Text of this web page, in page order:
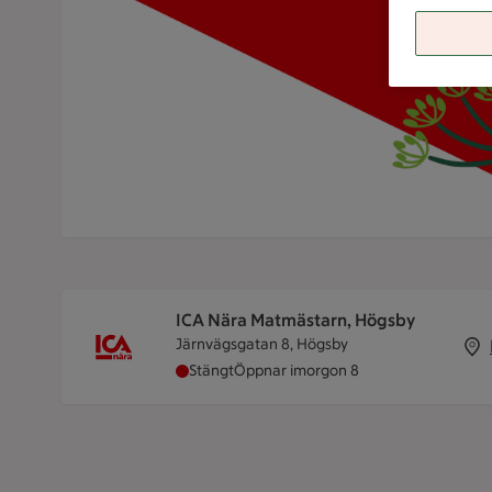
ICA Nära Matmästarn, Högsby
Järnvägsgatan 8, Högsby
ICA Nära Matmästarn, Högsby har
StängtÖppnar imorgon 8